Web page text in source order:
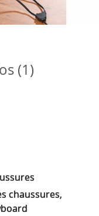
(1)
chaussures,